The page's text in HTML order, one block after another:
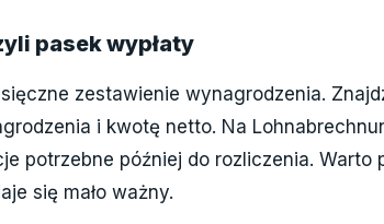
pasek wypłaty
zestawienie wynagrodzenia.
i kwotę netto. Na
potrzebne później do rozliczenia.
się mało ważny.